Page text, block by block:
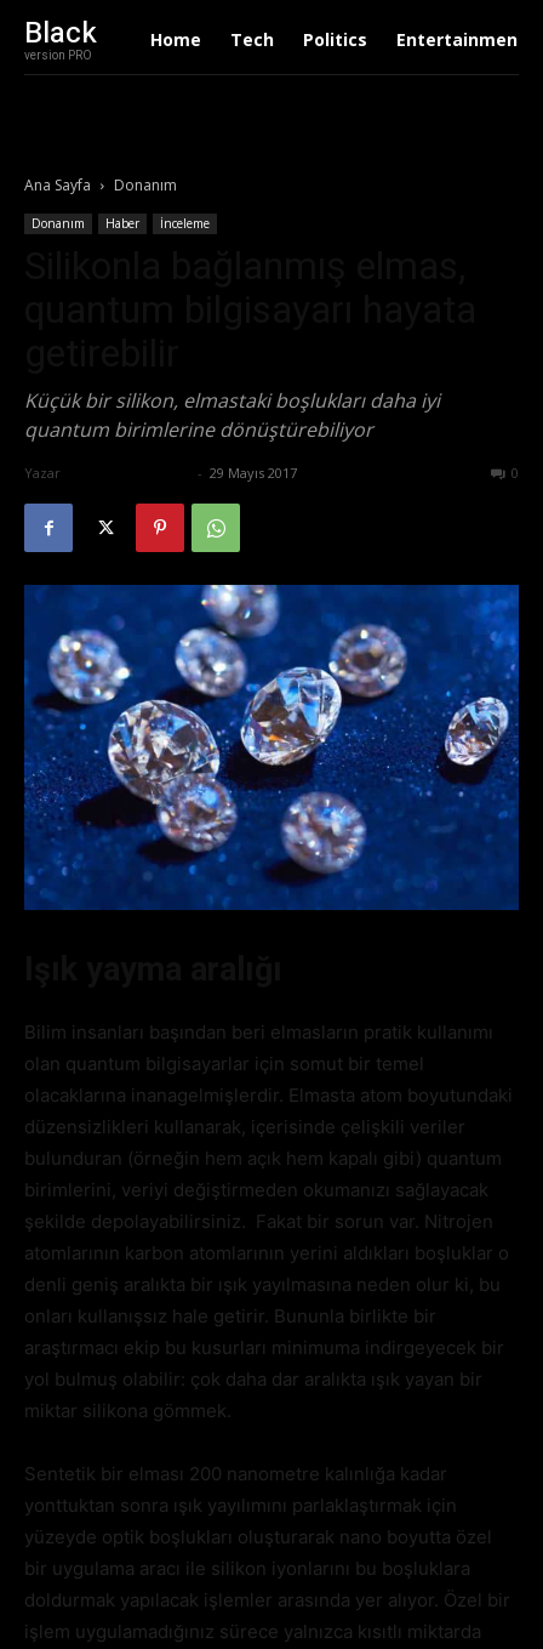
Black
version PRO
Home Tech Politics Entertainment
Ana Sayfa Donanım
Donanım Haber İnceleme
Küçük bir silikon, elmastaki boşlukları daha iyi
quantum birimlerine dönüştürebiliyor
Yazar - 29 Mayıs 2017 0
Bilim insanları başından beri elmasların pratik kullanımı
olan quantum bilgisayarlar için somut bir temel
olacaklarına inanagelmişlerdir. Elmasta atom boyutundaki
düzensizlikleri kullanarak, içerisinde çelişkili veriler
bulunduran (örneğin hem açık hem kapalı gibi) quantum
birimlerini, veriyi değiştirmeden okumanızı sağlayacak
şekilde depolayabilirsiniz. Fakat bir sorun var. Nitrojen
atomlarının karbon atomlarının yerini aldıkları boşluklar o
denli geniş aralıkta bir ışık yayılmasına neden olur ki, bu
onları kullanışsız hale getirir. Bununla birlikte bir
araştırmacı ekip bu kusurları minimuma indirgeyecek bir
yol bulmuş olabilir: çok daha dar aralıkta ışık yayan bir
miktar silikona gömmek.
Sentetik bir elması 200 nanometre kalınlığa kadar
yonttuktan sonra ışık yayılımını parlaklaştırmak için
yüzeyde optik boşlukları oluşturarak nano boyutta özel
bir uygulama aracı ile silikon iyonlarını bu boşluklara
doldurmak yapılacak işlemler arasında yer alıyor. Özel bir
işlem uygulamadığınız sürece yalnızca kısıtlı miktarda